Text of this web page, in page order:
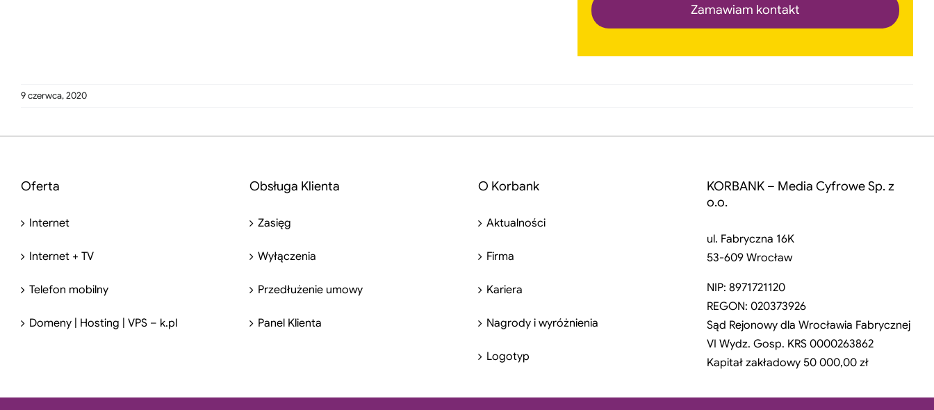
9 czerwca, 2020
Oferta
Internet
Internet + TV
Telefon mobilny
Domeny | Hosting | VPS – k.pl
Obsługa Klienta
Zasięg
Wyłączenia
Przedłużenie umowy
Panel Klienta
O Korbank
Aktualności
Firma
Kariera
Nagrody i wyróżnienia
Logotyp
KORBANK – Media Cyfrowe Sp. z
o.o.
ul. Fabryczna 16K
53-609 Wrocław
NIP: 8971721120
REGON: 020373926
Sąd Rejonowy dla Wrocławia Fabrycznej
VI Wydz. Gosp. KRS 0000263862
Kapitał zakładowy 50 000,00 zł